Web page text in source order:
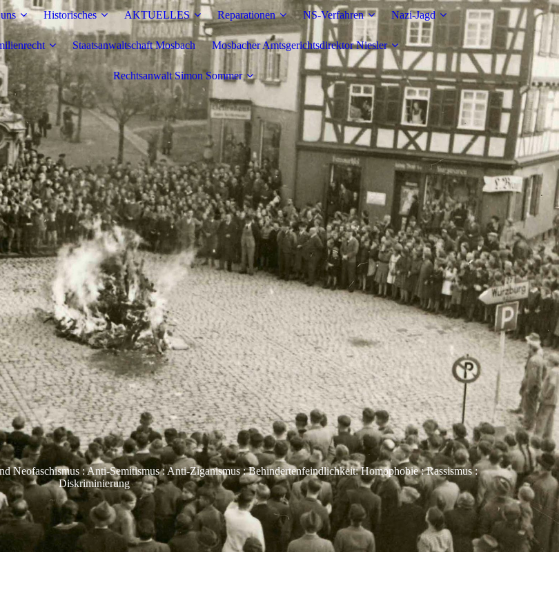
Historisches AKTUELLES Reparationen NS-Verfahren Nazi-Jagd
Staatsanwaltschaft Mosbach Mosbacher Amtsgerichtsdirektor Niesler
Rechtsanwalt Simon Sommer
Neofaschismus : Anti-Semitismus : Anti-Ziganismus : Behindertenfeindlichkeit: Homophobie : Rassismus :
Diskriminierung